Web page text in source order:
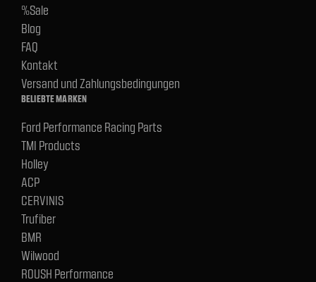
%Sale
Blog
FAQ
Kontakt
Versand und Zahlungsbedingungen
BELIEBTE MARKEN
Ford Performance Racing Parts
TMI Products
Holley
ACP
CERVINIS
Trufiber
BMR
Wilwood
ROUSH Performance